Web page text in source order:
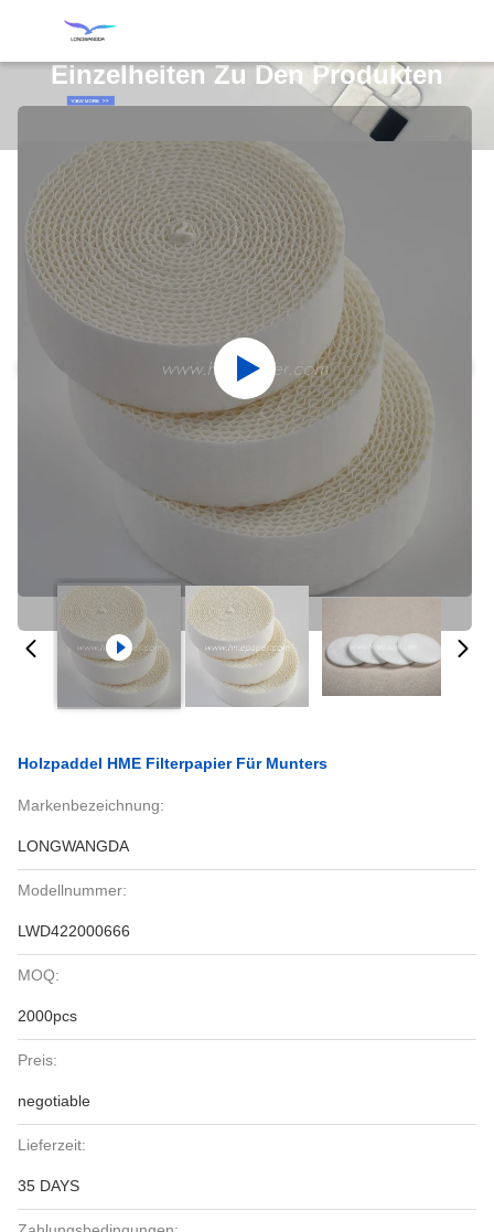
Einzelheiten Zu Den Produkten
Holzpaddel HME Filterpapier Für Munters
Markenbezeichnung:
LONGWANGDA
Modellnummer:
LWD422000666
MOQ:
2000pcs
Preis:
negotiable
Lieferzeit:
35 DAYS